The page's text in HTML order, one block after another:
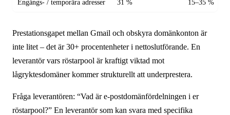
Engångs- / temporära adresser 31 % 15–35 %
Prestationsgapet mellan Gmail och obskyra domänkonton är
inte litet – det är 30+ procentenheter i nettoslutförande. En
leverantör vars röstarpool är kraftigt viktad mot
lågryktesdomäner kommer strukturellt att underprestera.
Fråga leverantören: “Vad är e-postdomänfördelningen i er
röstarpool?” En leverantör som kan svara med specifika